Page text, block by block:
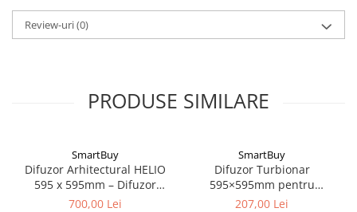
șurub și garnitură de etanșare
Review-uri(0)
PRODUSE SIMILARE
SmartBuy
Difuzor Arhitectural HELIO
595 x 595mm – Difuzor
Turbionar pentru Ventilație
700,00 Lei
SmartBuy
Difuzor Turbionar
595×595mm pentru
Introducerea și Evacuarea
207,00 Lei